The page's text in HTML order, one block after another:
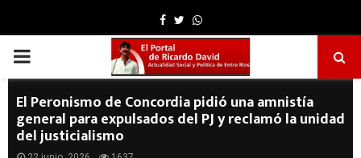
Facebook
TwitterWhatsapp
PRIMARY
MENU
El Peronismo de Concordia pidió una amnistía
general para expulsados del PJ y reclamó la unidad
del justicialismo